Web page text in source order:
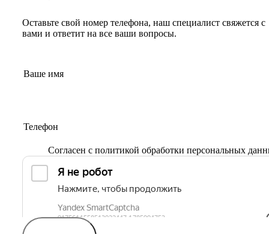
Оставьте свой номер телефона, наш специалист свяжется с
вами и ответит на все ваши вопросы.
Согласен с политикой обработки персональных